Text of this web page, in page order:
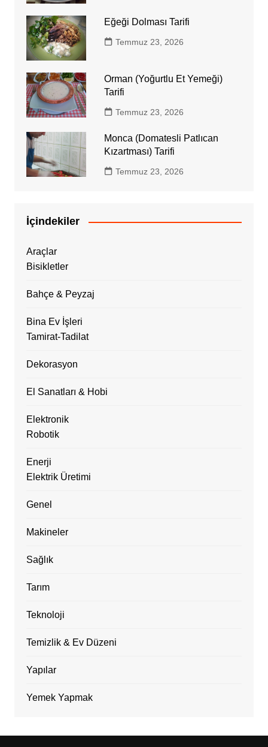
Eğeği Dolması Tarifi
Temmuz 23, 2026
Orman (Yoğurtlu Et Yemeği)
Tarifi
Temmuz 23, 2026
Monca (Domatesli Patlıcan
Kızartması) Tarifi
Temmuz 23, 2026
İçindekiler
Araçlar
Bisikletler
Bahçe & Peyzaj
Bina Ev İşleri
Tamirat-Tadilat
Dekorasyon
El Sanatları & Hobi
Elektronik
Robotik
Enerji
Elektrik Üretimi
Genel
Makineler
Sağlık
Tarım
Teknoloji
Temizlik & Ev Düzeni
Yapılar
Yemek Yapmak